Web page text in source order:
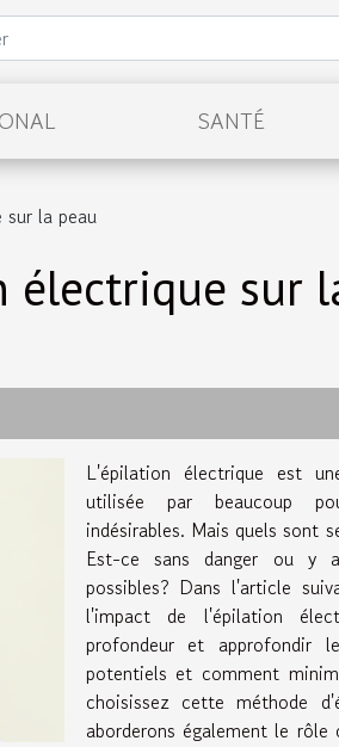
SANTÉ
la peau
électrique sur
L'épilation électrique est
utilisée par beaucoup
indésirables. Mais quels sont
Est-ce sans danger ou y
possibles? Dans l'article
l'impact de l'épilation
profondeur et approfondir
potentiels et comment
choisissez cette méthode
aborderons également le